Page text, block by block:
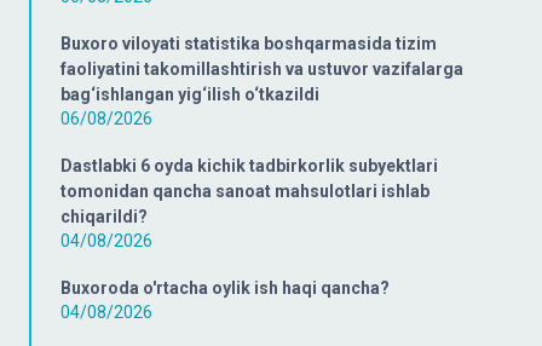
Buxoro viloyati statistika boshqarmasida tizim
faoliyatini takomillashtirish va ustuvor vazifalarga
bag‘ishlangan yig‘ilish o‘tkazildi
06/08/2026
Dastlabki 6 oyda kichik tadbirkorlik subyektlari
tomonidan qancha sanoat mahsulotlari ishlab
chiqarildi?
04/08/2026
Buxoroda o'rtacha oylik ish haqi qancha?
04/08/2026